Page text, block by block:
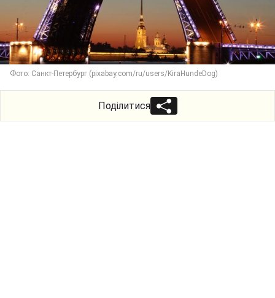
Фото: Санкт-Петербург (pixabay.com/ru/users/KiraHundeDog)
Поділитися